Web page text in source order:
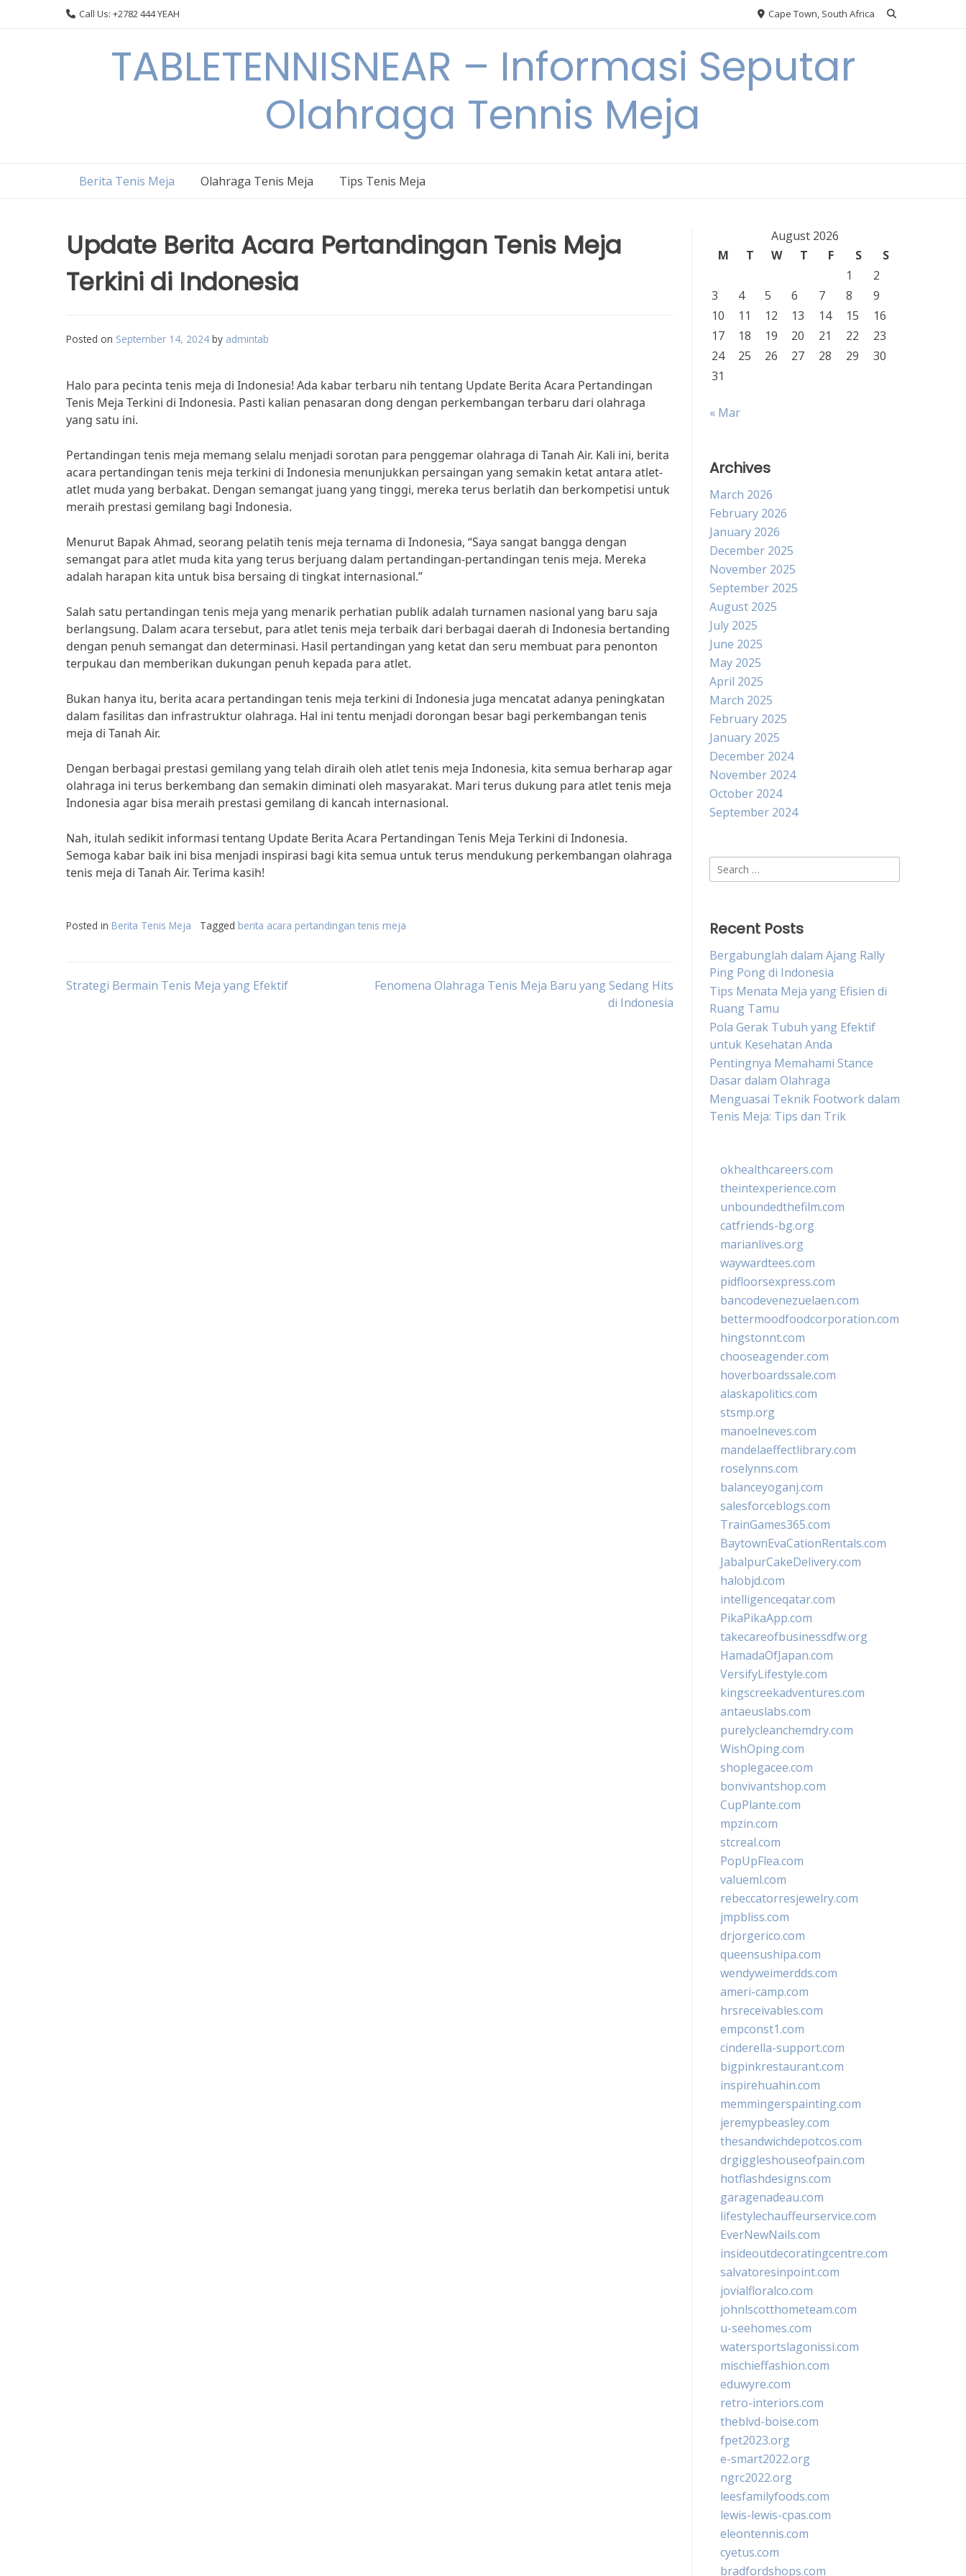
Call Us: +2782 444 YEAH Cape Town, South Africa
TABLETENNISNEAR – Informasi Seputar
Olahraga Tennis Meja
Berita Tenis Meja Olahraga Tenis Meja Tips Tenis Meja
Update Berita Acara Pertandingan Tenis Meja
Terkini di Indonesia
Posted on September 14, 2024 by admintab
Halo para pecinta tenis meja di Indonesia! Ada kabar terbaru nih tentang Update Berita Acara Pertandingan
Tenis Meja Terkini di Indonesia. Pasti kalian penasaran dong dengan perkembangan terbaru dari olahraga
yang satu ini.
Pertandingan tenis meja memang selalu menjadi sorotan para penggemar olahraga di Tanah Air. Kali ini, berita
acara pertandingan tenis meja terkini di Indonesia menunjukkan persaingan yang semakin ketat antara atlet-
atlet muda yang berbakat. Dengan semangat juang yang tinggi, mereka terus berlatih dan berkompetisi untuk
meraih prestasi gemilang bagi Indonesia.
Menurut Bapak Ahmad, seorang pelatih tenis meja ternama di Indonesia, “Saya sangat bangga dengan
semangat para atlet muda kita yang terus berjuang dalam pertandingan-pertandingan tenis meja. Mereka
adalah harapan kita untuk bisa bersaing di tingkat internasional.”
Salah satu pertandingan tenis meja yang menarik perhatian publik adalah turnamen nasional yang baru saja
berlangsung. Dalam acara tersebut, para atlet tenis meja terbaik dari berbagai daerah di Indonesia bertanding
dengan penuh semangat dan determinasi. Hasil pertandingan yang ketat dan seru membuat para penonton
terpukau dan memberikan dukungan penuh kepada para atlet.
Bukan hanya itu, berita acara pertandingan tenis meja terkini di Indonesia juga mencatat adanya peningkatan
dalam fasilitas dan infrastruktur olahraga. Hal ini tentu menjadi dorongan besar bagi perkembangan tenis
meja di Tanah Air.
Dengan berbagai prestasi gemilang yang telah diraih oleh atlet tenis meja Indonesia, kita semua berharap agar
olahraga ini terus berkembang dan semakin diminati oleh masyarakat. Mari terus dukung para atlet tenis meja
Indonesia agar bisa meraih prestasi gemilang di kancah internasional.
Nah, itulah sedikit informasi tentang Update Berita Acara Pertandingan Tenis Meja Terkini di Indonesia.
Semoga kabar baik ini bisa menjadi inspirasi bagi kita semua untuk terus mendukung perkembangan olahraga
tenis meja di Tanah Air. Terima kasih!
Posted in Berita Tenis Meja Tagged berita acara pertandingan tenis meja
Post
Strategi Bermain Tenis Meja yang Efektif
Fenomena Olahraga Tenis Meja Baru yang Sedang Hits
di Indonesia
August 2026
M
T W T F S
S
1
2
3
4 5 6 7 8
9
10
11 12 13 14 15
16
17
18 19 20 21 22
23
24
25 26 27 28 29
30
31
« Mar
Archives
March 2026
February 2026
January 2026
December 2025
November 2025
September 2025
August 2025
July 2025
June 2025
May 2025
April 2025
March 2025
February 2025
January 2025
December 2024
November 2024
October 2024
September 2024
Search
for:
Recent Posts
Bergabunglah dalam Ajang Rally
Ping Pong di Indonesia
Tips Menata Meja yang Efisien di
Ruang Tamu
Pola Gerak Tubuh yang Efektif
untuk Kesehatan Anda
Pentingnya Memahami Stance
Dasar dalam Olahraga
Menguasai Teknik Footwork dalam
Tenis Meja: Tips dan Trik
okhealthcareers.com
theintexperience.com
unboundedthefilm.com
catfriends-bg.org
marianlives.org
waywardtees.com
pidfloorsexpress.com
bancodevenezuelaen.com
bettermoodfoodcorporation.com
hingstonnt.com
chooseagender.com
hoverboardssale.com
alaskapolitics.com
stsmp.org
manoelneves.com
mandelaeffectlibrary.com
roselynns.com
balanceyoganj.com
salesforceblogs.com
TrainGames365.com
BaytownEvaCationRentals.com
JabalpurCakeDelivery.com
halobjd.com
intelligenceqatar.com
PikaPikaApp.com
takecareofbusinessdfw.org
HamadaOfJapan.com
VersifyLifestyle.com
kingscreekadventures.com
antaeuslabs.com
purelycleanchemdry.com
WishOping.com
shoplegacee.com
bonvivantshop.com
CupPlante.com
mpzin.com
stcreal.com
PopUpFlea.com
valueml.com
rebeccatorresjewelry.com
jmpbliss.com
drjorgerico.com
queensushipa.com
wendyweimerdds.com
ameri-camp.com
hrsreceivables.com
empconst1.com
cinderella-support.com
bigpinkrestaurant.com
inspirehuahin.com
memmingerspainting.com
jeremypbeasley.com
thesandwichdepotcos.com
drgiggleshouseofpain.com
hotflashdesigns.com
garagenadeau.com
lifestylechauffeurservice.com
EverNewNails.com
insideoutdecoratingcentre.com
salvatoresinpoint.com
jovialfloralco.com
johnlscotthometeam.com
u-seehomes.com
watersportslagonissi.com
mischieffashion.com
eduwyre.com
retro-interiors.com
theblvd-boise.com
fpet2023.org
e-smart2022.org
ngrc2022.org
leesfamilyfoods.com
lewis-lewis-cpas.com
eleontennis.com
cyetus.com
bradfordshops.com